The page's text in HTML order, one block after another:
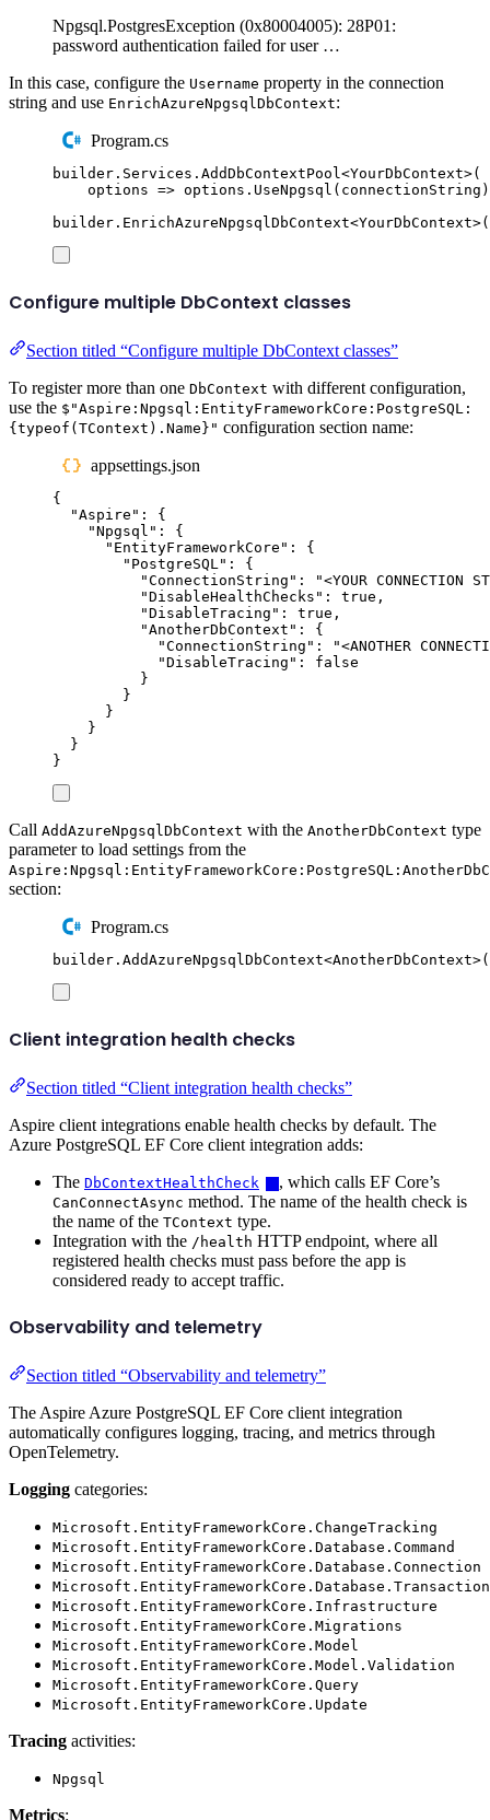
Npgsql.PostgresException (0x80004005): 28P01:
password authentication failed for user …
In this case, configure the Username property in the connection
string and use EnrichAzureNpgsqlDbContext:
Program.cs
builder . Services . AddDbContextPool<YourDbContext>(
options => options . UseNpgsql ( connectionString
builder . EnrichAzureNpgsqlDbContext<YourDbContext
Configure multiple DbContext classes
Section titled “Configure multiple DbContext classes”
To register more than one DbContext with different configuration,
use the $"Aspire:Npgsql:EntityFrameworkCore:PostgreSQL:
{typeof(TContext).Name}" configuration section name:
appsettings.json
{
"Aspire " :
{
"Npgsql " :
{
" EntityFrameworkCore " :
{
" PostgreSQL" :
{
"ConnectionString " : "<YOUR CONNECTION
"DisableHealthChecks " : true ,
"DisableTracing " : true ,
"AnotherDbContext " :
{
"ConnectionString " : "<ANOTHER
"DisableTracing " :
false
}
}
}
}
}
}
Call AddAzureNpgsqlDbContext with the AnotherDbContext type
parameter to load settings from the
section:
Program.cs
builder . AddAzureNpgsqlDbContext<AnotherDbContext
Client integration health checks
Section titled “Client integration health checks”
Aspire client integrations enable health checks by default. The
Azure PostgreSQL EF Core client integration adds:
The DbContextHealthCheck , which calls EF Core’s
CanConnectAsync method. The name of the health check is
the name of the TContext type.
Integration with the /health HTTP endpoint, where all
registered health checks must pass before the app is
considered ready to accept traffic.
Observability and telemetry
Section titled “Observability and telemetry”
The Aspire Azure PostgreSQL EF Core client integration
automatically configures logging, tracing, and metrics through
OpenTelemetry.
Logging categories:
Microsoft.EntityFrameworkCore.ChangeTracking
Microsoft.EntityFrameworkCore.Database.Command
Microsoft.EntityFrameworkCore.Database.Connection
Microsoft.EntityFrameworkCore.Database.Transaction
Microsoft.EntityFrameworkCore.Infrastructure
Microsoft.EntityFrameworkCore.Migrations
Microsoft.EntityFrameworkCore.Model
Microsoft.EntityFrameworkCore.Model.Validation
Microsoft.EntityFrameworkCore.Query
Microsoft.EntityFrameworkCore.Update
Tracing activities:
Npgsql
Metrics: